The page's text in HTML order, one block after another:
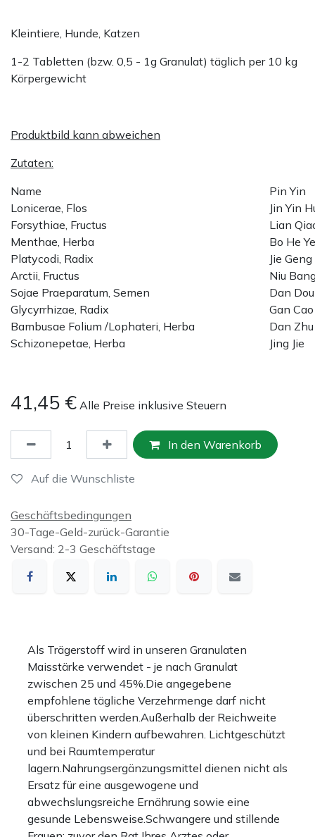
Kleintiere, Hunde, Katzen
1-2 Tabletten (bzw. 0,5 - 1g Granulat) täglich per 10 kg
Körpergewicht
Produktbild kann abweichen
Zutaten:
Name
Pin Yin
Lonicerae, Flos
Jin Yin
Forsythiae, Fructus
Lian
Menthae, Herba
Bo He Ye
Platycodi, Radix
Jie Geng
Arctii, Fructus
Niu
Sojae Praeparatum, Semen
Dan
Glycyrrhizae, Radix
Gan Cao
Bambusae Folium /Lophateri, Herba
Dan Zhu
Schizonepetae, Herba
Jing Jie
41,45 € Alle Preise inklusive Steuern
In den Warenkorb
Auf die Wunschliste
Geschäftsbedingungen
30-Tage-Geld-zurück-Garantie
Versand: 2-3 Geschäftstage
Als Trägerstoff wird in unseren Granulaten
Maisstärke verwendet - je nach Granulat
zwischen 25 und 45%.Die angegebene
empfohlene tägliche Verzehrmenge darf nicht
überschritten werden.Außerhalb der Reichweite
von kleinen Kindern aufbewahren. Lichtgeschützt
und bei Raumtemperatur
lagern.Nahrungsergänzungsmittel dienen nicht als
Ersatz für eine ausgewogene und
abwechslungsreiche Ernährung sowie eine
gesunde Lebensweise.Schwangere und stillende